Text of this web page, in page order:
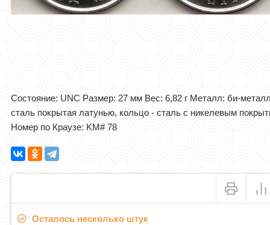
Состояние: UNC Размер: 27 мм Вес: 6,82 г Металл: би-
cталь покрытая латунью, кольцо - сталь с никелевым
Номер по Краузе: KM# 78​
Осталось несколько штук